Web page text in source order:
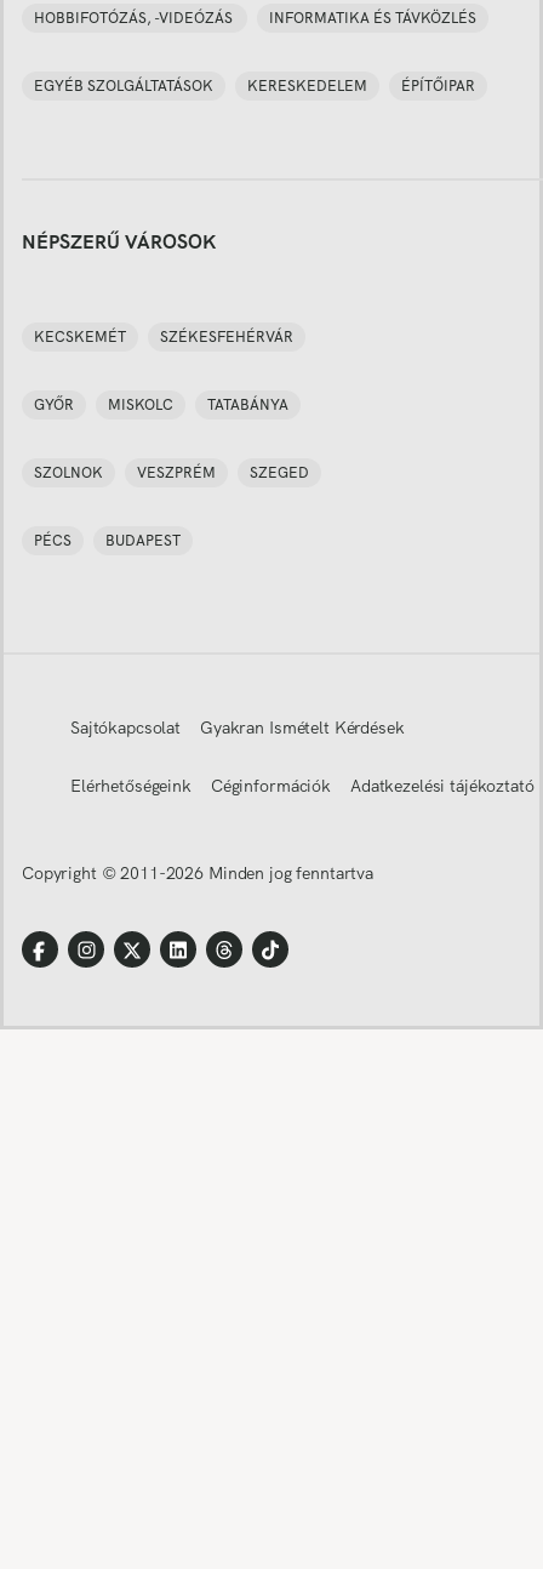
HOBBIFOTÓZÁS, -VIDEÓZÁS INFORMATIKA ÉS TÁVKÖZLÉS
EGYÉB SZOLGÁLTATÁSOK KERESKEDELEM ÉPÍTŐIPAR
NÉPSZERŰ VÁROSOK
KECSKEMÉT SZÉKESFEHÉRVÁR
GYŐR MISKOLC TATABÁNYA
SZOLNOK VESZPRÉM SZEGED
PÉCS BUDAPEST
Sajtókapcsolat Gyakran Ismételt Kérdések
Elérhetőségeink Céginformációk Adatkezelési tájékoztató
Copyright © 2011-2026 Minden jog fenntartva